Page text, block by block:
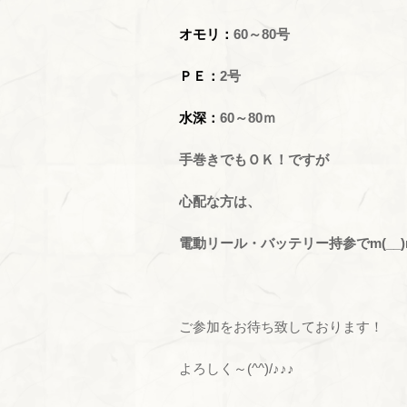
オモリ： 60～80号
ＰＥ： 2号
水深： 60～80ｍ
手巻きでもＯＫ！ですが
心配な方は、
電動リール・バッテリー持参で
ご参加をお待ち致しております！
よろしく～(^^)/♪♪♪